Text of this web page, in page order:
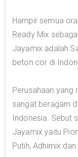
Hampir semua
Ready Mix
Jayamix adalah
beton cor di
Perusahaan
sangat beragam
Indonesia. Sebut
Jayamix yaitu
Putih, Adhimix